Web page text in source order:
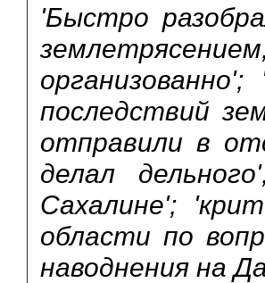
'Быстро
последствий
отправили в
делал
Сахалине';
области по
наводнения на